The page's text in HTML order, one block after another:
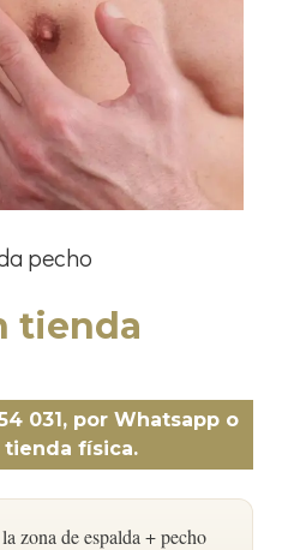
pecho
tienda
031, por Whatsapp o
tienda física.
zona de espalda + pecho